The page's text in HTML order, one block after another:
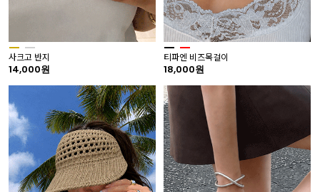
사크고 반지
14,000원
티파엔 비즈목걸이
18,000원